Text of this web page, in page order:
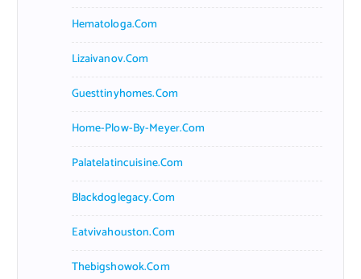
Hematologa.com
Lizaivanov.com
Guesttinyhomes.com
Home-Plow-By-Meyer.com
Palatelatincuisine.com
Blackdoglegacy.com
Eatvivahouston.com
Thebigshowok.com